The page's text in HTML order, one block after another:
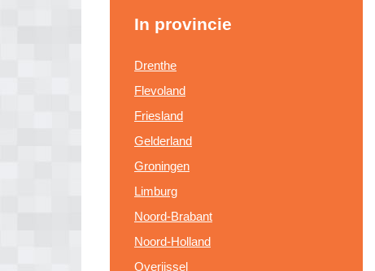
In provincie
Drenthe
Flevoland
Friesland
Gelderland
Groningen
Limburg
Noord-Brabant
Noord-Holland
Overijssel